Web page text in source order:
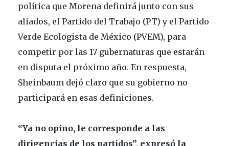
política que Morena definirá junto con sus
aliados, el Partido del Trabajo (PT) y el Partido
Verde Ecologista de México (PVEM), para
competir por las 17 gubernaturas que estarán
en disputa el próximo año. En respuesta,
Sheinbaum dejó claro que su gobierno no
participará en esas definiciones.
“Ya no opino, le corresponde a las
dirigencias de los partidos”, expresó la